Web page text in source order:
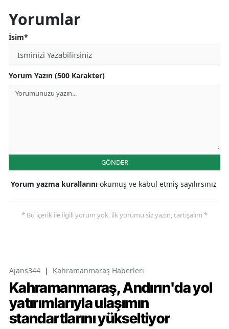
Yorumlar
İsim*
Yorum Yazın (500 Karakter)
GÖNDER
Yorum yazma kurallarını okumuş ve kabul etmiş sayılırsınız
* Bu içerik ile ilgili yorum yok, ilk yorumu siz yazın, tartışalım *
Ajans344 | Kahramanmaraş Haberleri
Kahramanmaraş, Andırın'da yol
yatırımlarıyla ulaşımın
standartlarını yükseltiyor